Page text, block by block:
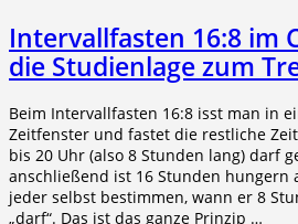
Intervallfasten 16:8 im
die Studienlage zum
Beim Intervallfasten 16:8 isst man in
Zeitfenster und fastet die restliche
bis 20 Uhr (also 8 Stunden lang) darf
anschließend ist 16 Stunden hungern
jeder selbst bestimmen, wann er 8
„darf“. Das ist das ganze Prinzip …